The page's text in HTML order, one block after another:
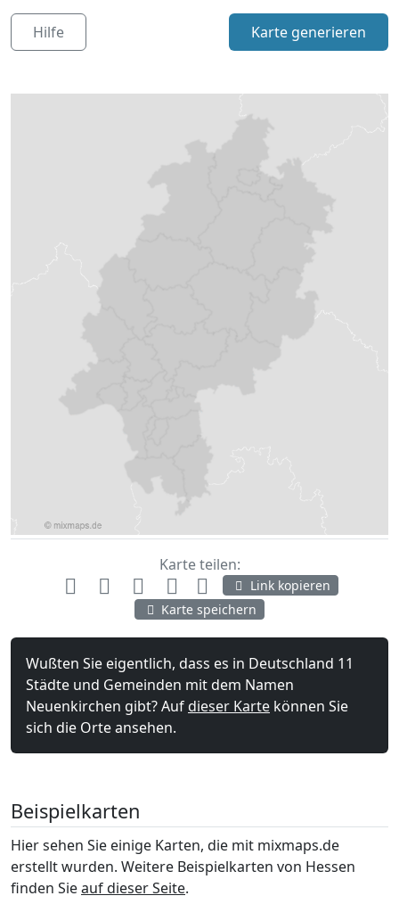
Karte teilen:
Link kopieren
Karte speichern
Wußten Sie eigentlich, dass es in Deutschland 11
Städte und Gemeinden mit dem Namen
Neuenkirchen gibt? Aufdieser Karte können Sie
sich die Orte ansehen.
Landkreis Waldeck-Frankenberg
Karte generieren
Hilfe
Beispielkarten
Hier sehen Sie einige Karten, die mit mixmaps.de
erstellt wurden. Weitere Beispielkarten von Hessen
finden Sieauf dieser Seite.